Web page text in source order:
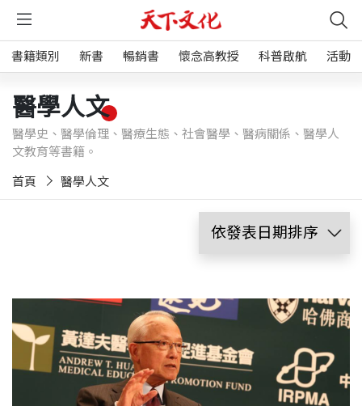
書籍類別 新書 暢銷書 懷念高教授 科普啟航 活動
醫學人文
醫學史、醫學倫理、醫療生態、社會醫學、醫病關係、醫學人
文教育等書籍。
首頁 醫學人文